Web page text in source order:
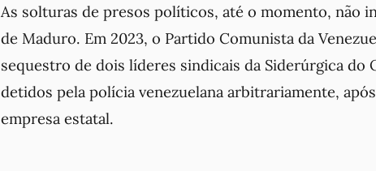
As solturas de presos políticos, até o momento, não
de Maduro. Em 2023, o Partido Comunista da
sequestro de dois líderes sindicais da Siderúrgica do
detidos pela polícia venezuelana arbitrariamente,
empresa estatal.